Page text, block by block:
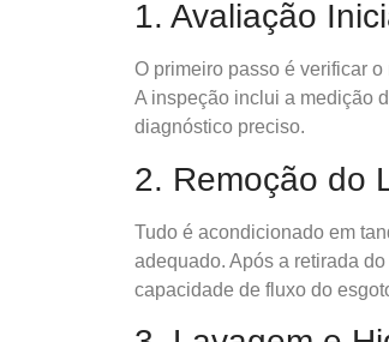
1. Avaliação
O primeiro passo é verificar
A inspeção inclui a medição
diagnóstico preciso.
2. Remoção do
Tudo é acondicionado em
adequado. Após a retirada
capacidade de fluxo do